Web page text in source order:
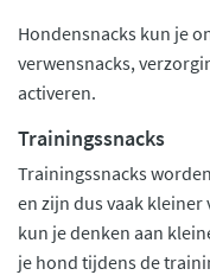
Hondensnacks kun je
verwensnacks,
activeren.
Trainingssnacks
Trainingssnacks
en zijn dus vaak
kun je denken aan
je hond tijdens de